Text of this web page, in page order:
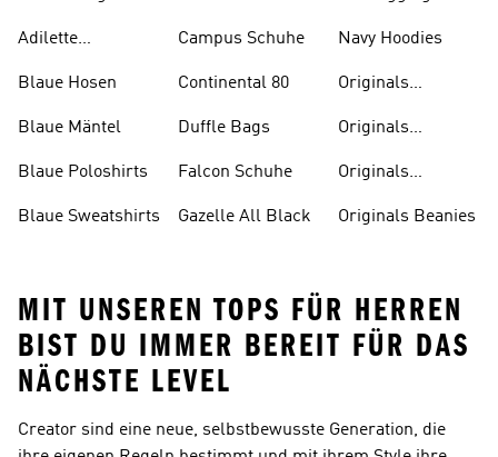
Adilette
Blaue Hosen
Blaue Mäntel
Blaue Poloshirts
Blaue Sweatshirts
Campus Schuhe
Continental 80
Duffle Bags
Falcon Schuhe
Gazelle All Black
Navy Hoodies
Originals
Originals
Originals
Oberteile
Originals Beanies
MIT UNSEREN TOPS FÜR HERREN
BIST DU IMMER BEREIT FÜR DAS
NÄCHSTE LEVEL
Creator sind eine neue, selbstbewusste Generation, die